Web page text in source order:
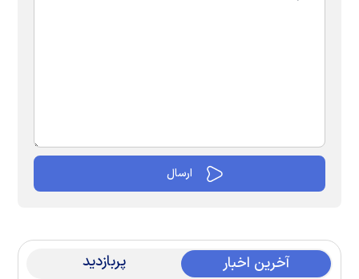
آخرین اخبار پربازدید